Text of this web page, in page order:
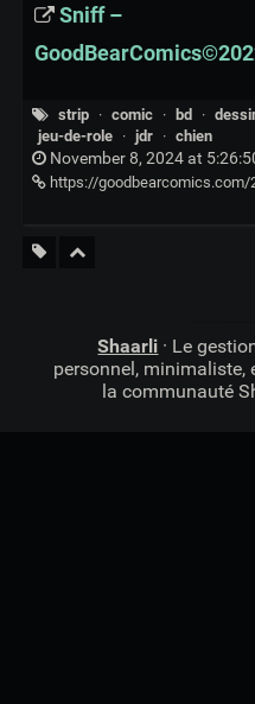
Sniff –
strip · comic · bd ·
jeu-de-role
· jdr · chien
November 8, 2024 at
https://
Shaarli · Le
personnel, minimaliste,
la communauté